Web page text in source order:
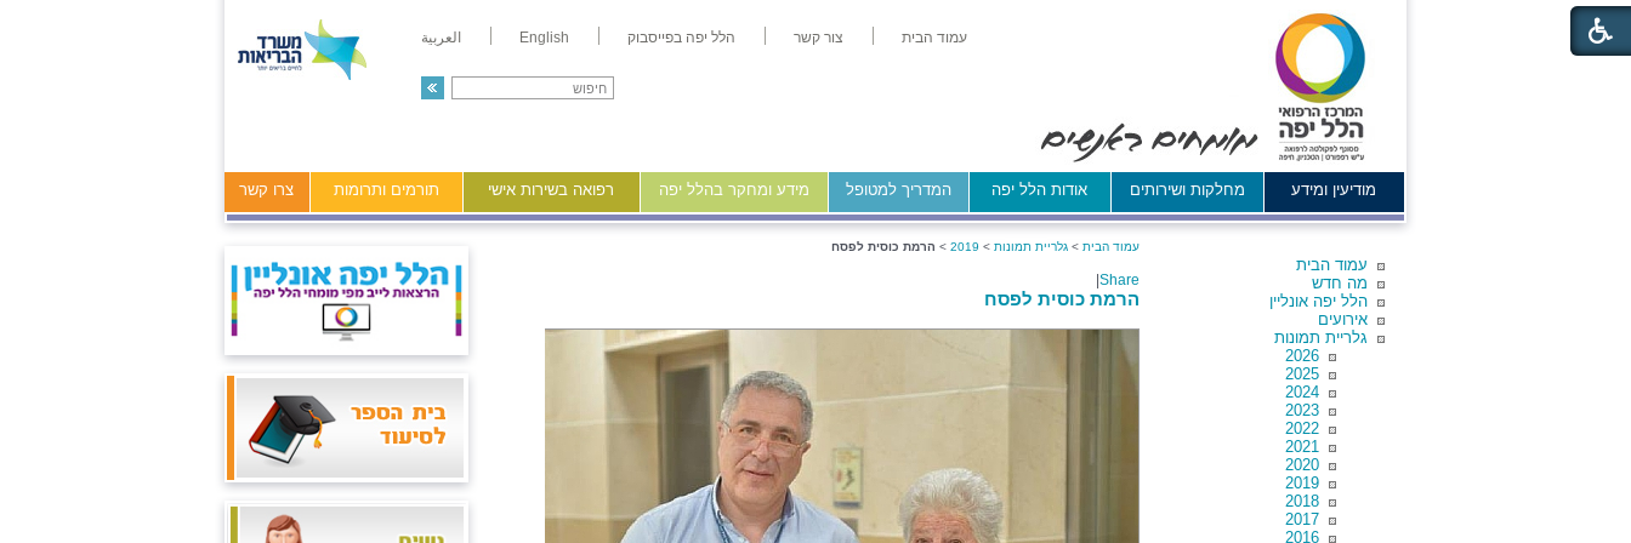
עמוד הבית צור קשר הלל יפה בפייסבוק English العربية
מודיעין ומידע מחלקות ושירותים אודות הלל יפה המדריך למטופל מידע ומחקר בהלל יפה רפואה בשירות אישי תורמים ותרומות צרו קשר
עמוד הבית
מה חדש
הלל יפה אונליין
אירועים
גלריית תמונות
2026
2025
2024
2023
2022
2021
2020
2019
2018
2017
2016
עמוד הבית > גלריית תמונות >
2019
> הרמת כוסית לפסח
Share
הרמת כוסית לפסח